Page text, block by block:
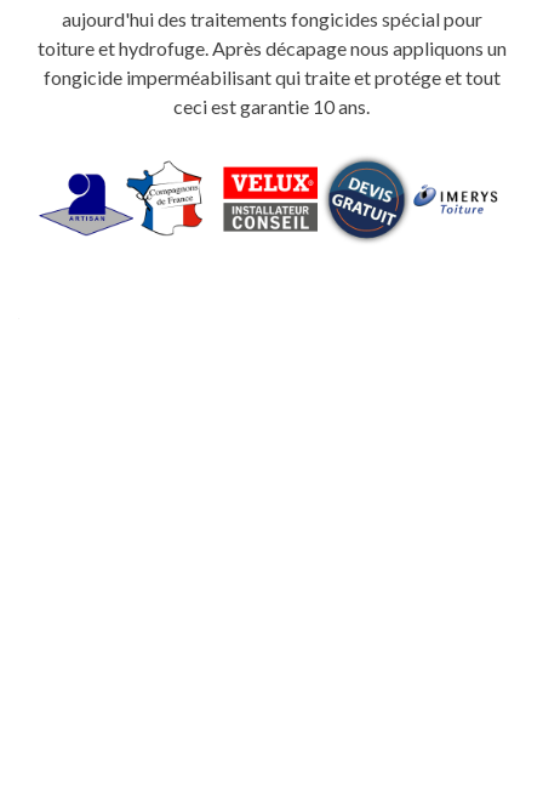
aujourd'hui des traitements fongicides spécial pour
toiture et hydrofuge. Après décapage nous appliquons un
fongicide imperméabilisant qui traite et protége et tout
ceci est garantie 10 ans.